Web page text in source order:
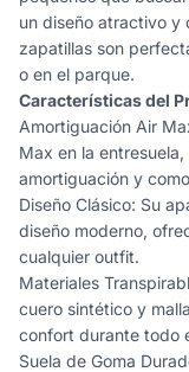
un diseño atractivo y
zapatillas son
o en el parque.
Características del
Amortiguación Air
Max en la
amortiguación y
Diseño Clásico: Su
diseño moderno,
cualquier outfit.
Materiales
cuero sintético y
confort durante todo
Suela de Goma